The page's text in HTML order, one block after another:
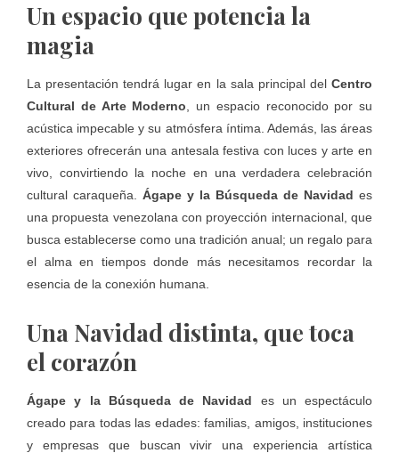
Un espacio que potencia la
magia
La presentación tendrá lugar en la sala principal del Centro
Cultural de Arte Moderno , un espacio reconocido por su
acústica impecable y su atmósfera íntima. Además, las áreas
exteriores ofrecerán una antesala festiva con luces y arte en
vivo, convirtiendo la noche en una verdadera celebración
cultural caraqueña. Ágape y la Búsqueda de Navidad es
una propuesta venezolana con proyección internacional, que
busca establecerse como una tradición anual; un regalo para
el alma en tiempos donde más necesitamos recordar la
esencia de la conexión humana.
Una Navidad distinta, que toca
el corazón
Ágape y la Búsqueda de Navidad es un espectáculo
creado para todas las edades: familias, amigos, instituciones
y empresas que buscan vivir una experiencia artística